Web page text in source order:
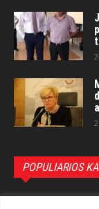
POPULIARIOS